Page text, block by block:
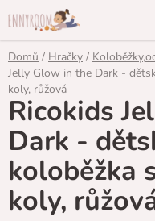
na
Domů / Hračky /
Jelly Glow in the Dark -
koly, růžová
Ricokids
Dark -
koloběžka
koly,